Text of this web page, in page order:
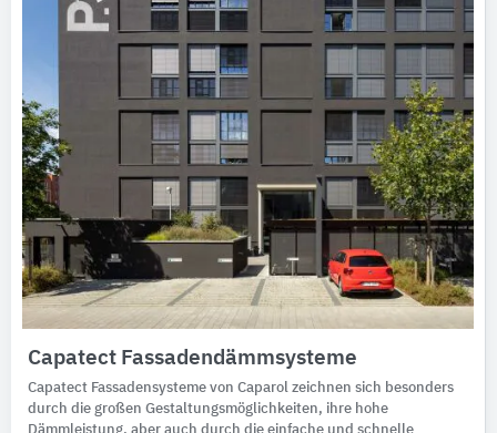
Capatect Fassadendämmsysteme
Capatect Fassadensysteme von Caparol zeichnen sich besonders
durch die großen Gestaltungsmöglichkeiten, ihre hohe